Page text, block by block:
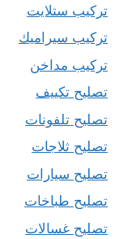
تركيب ستلايت
تركيب سيراميك
تركيب مداخن
تصليح تكييف
تصليح تلفونات
تصليح ثلاجات
تصليح سيارات
تصليح طباخات
تصليح غسالات